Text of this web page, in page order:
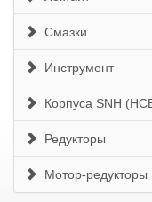
Смазки
Инструмент
Корпуса SNH
Редукторы
Мотор-редукторы